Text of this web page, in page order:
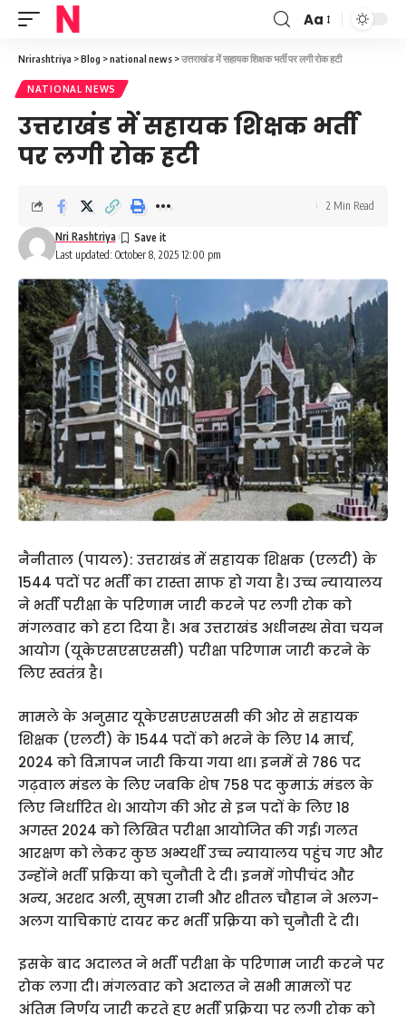
Font
Resizer
Aa
Nrirashtriya >Blog >national news >उत्तराखंड में सहायक शिक्षक भर्ती पर लगी रोक हटी
NATIONAL NEWS
उत्तराखंड में सहायक शिक्षक भर्ती
पर लगी रोक हटी
Last updated: October 8, 2025 12:00 pm
Nri Rashtriya
2 Min Read
नैनीताल (पायल): उत्तराखंड में सहायक शिक्षक (एलटी) के
1544 पदों पर भर्ती का रास्ता साफ हो गया है। उच्च न्यायालय
ने भर्ती परीक्षा के परिणाम जारी करने पर लगी रोक को
मंगलवार को हटा दिया है। अब उत्तराखंड अधीनस्थ सेवा चयन
आयोग (यूकेएसएसएससी) परीक्षा परिणाम जारी करने के
लिए स्वतंत्र है।
मामले के अनुसार यूकेएसएसएससी की ओर से सहायक
शिक्षक (एलटी) के 1544 पदों को भरने के लिए 14 मार्च,
2024 को विज्ञापन जारी किया गया था। इनमें से 786 पद
गढ़वाल मंडल के लिए जबकि शेष 758 पद कुमाऊं मंडल के
लिए निर्धारित थे। आयोग की ओर से इन पदों के लिए 18
अगस्त 2024 को लिखित परीक्षा आयोजित की गई। गलत
आरक्षण को लेकर कुछ अभ्यर्थी उच्च न्यायालय पहुंच गए और
उन्होंने भर्ती प्रक्रिया को चुनौती दे दी। इनमें गोपीचंद और
अन्य, अरशद अली, सुषमा रानी और शीतल चौहान ने अलग-
अलग याचिकाएं दायर कर भर्ती प्रक्रिया को चुनौती दे दी।
इसके बाद अदालत ने भर्ती परीक्षा के परिणाम जारी करने पर
रोक लगा दी। मंगलवार को अदालत ने सभी मामलों पर
अंतिम निर्णय जारी करते हुए भर्ती प्रक्रिया पर लगी रोक को